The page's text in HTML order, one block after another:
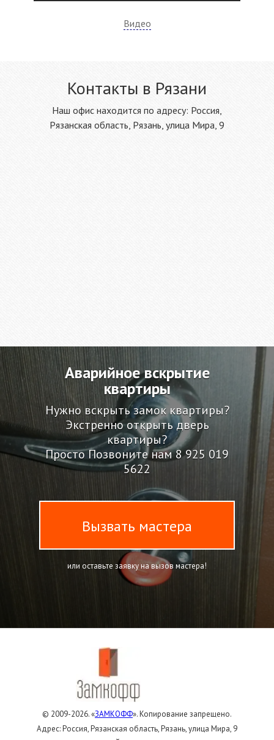
Видео
Контакты в Рязани
Наш офис находится по адресу: Россия,
Рязанская область, Рязань, улица Мира, 9
Аварийное вскрытие
квартиры
Нужно вскрыть замок квартиры?
Экстренно открыть дверь
квартиры?
Просто Позвоните нам8 925 019
5622
Вызвать мастера
или оставьте заявку на вызов мастера!
© 2009-2026. «ЗАМКОФФ». Копирование запрещено.
Адрес: Россия, Рязанская область, Рязань, улица Мира, 9